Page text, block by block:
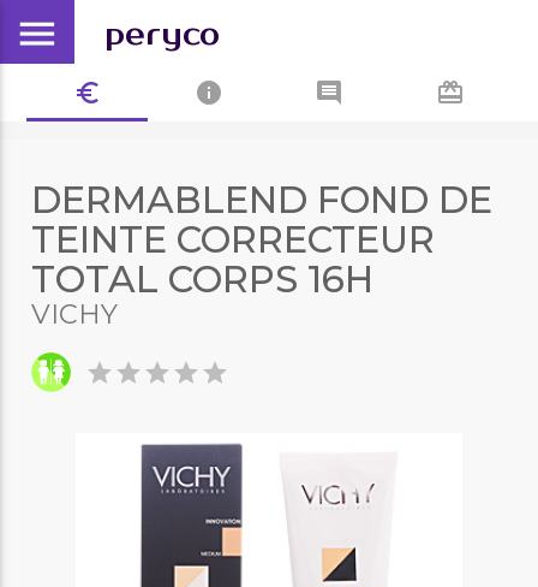
menu peryco
euro_symbol info comment card_giftcard
DERMABLEND FOND DE
TEINTE CORRECTEUR
TOTAL CORPS 16H
VICHY
starstarstarstarstar